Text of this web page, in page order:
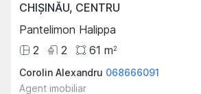
CHIȘINĂU, CENTRU
Pantelimon Halippa
2
2 61 m2
Corolin Alexandru 068666091
Agent imobiliar